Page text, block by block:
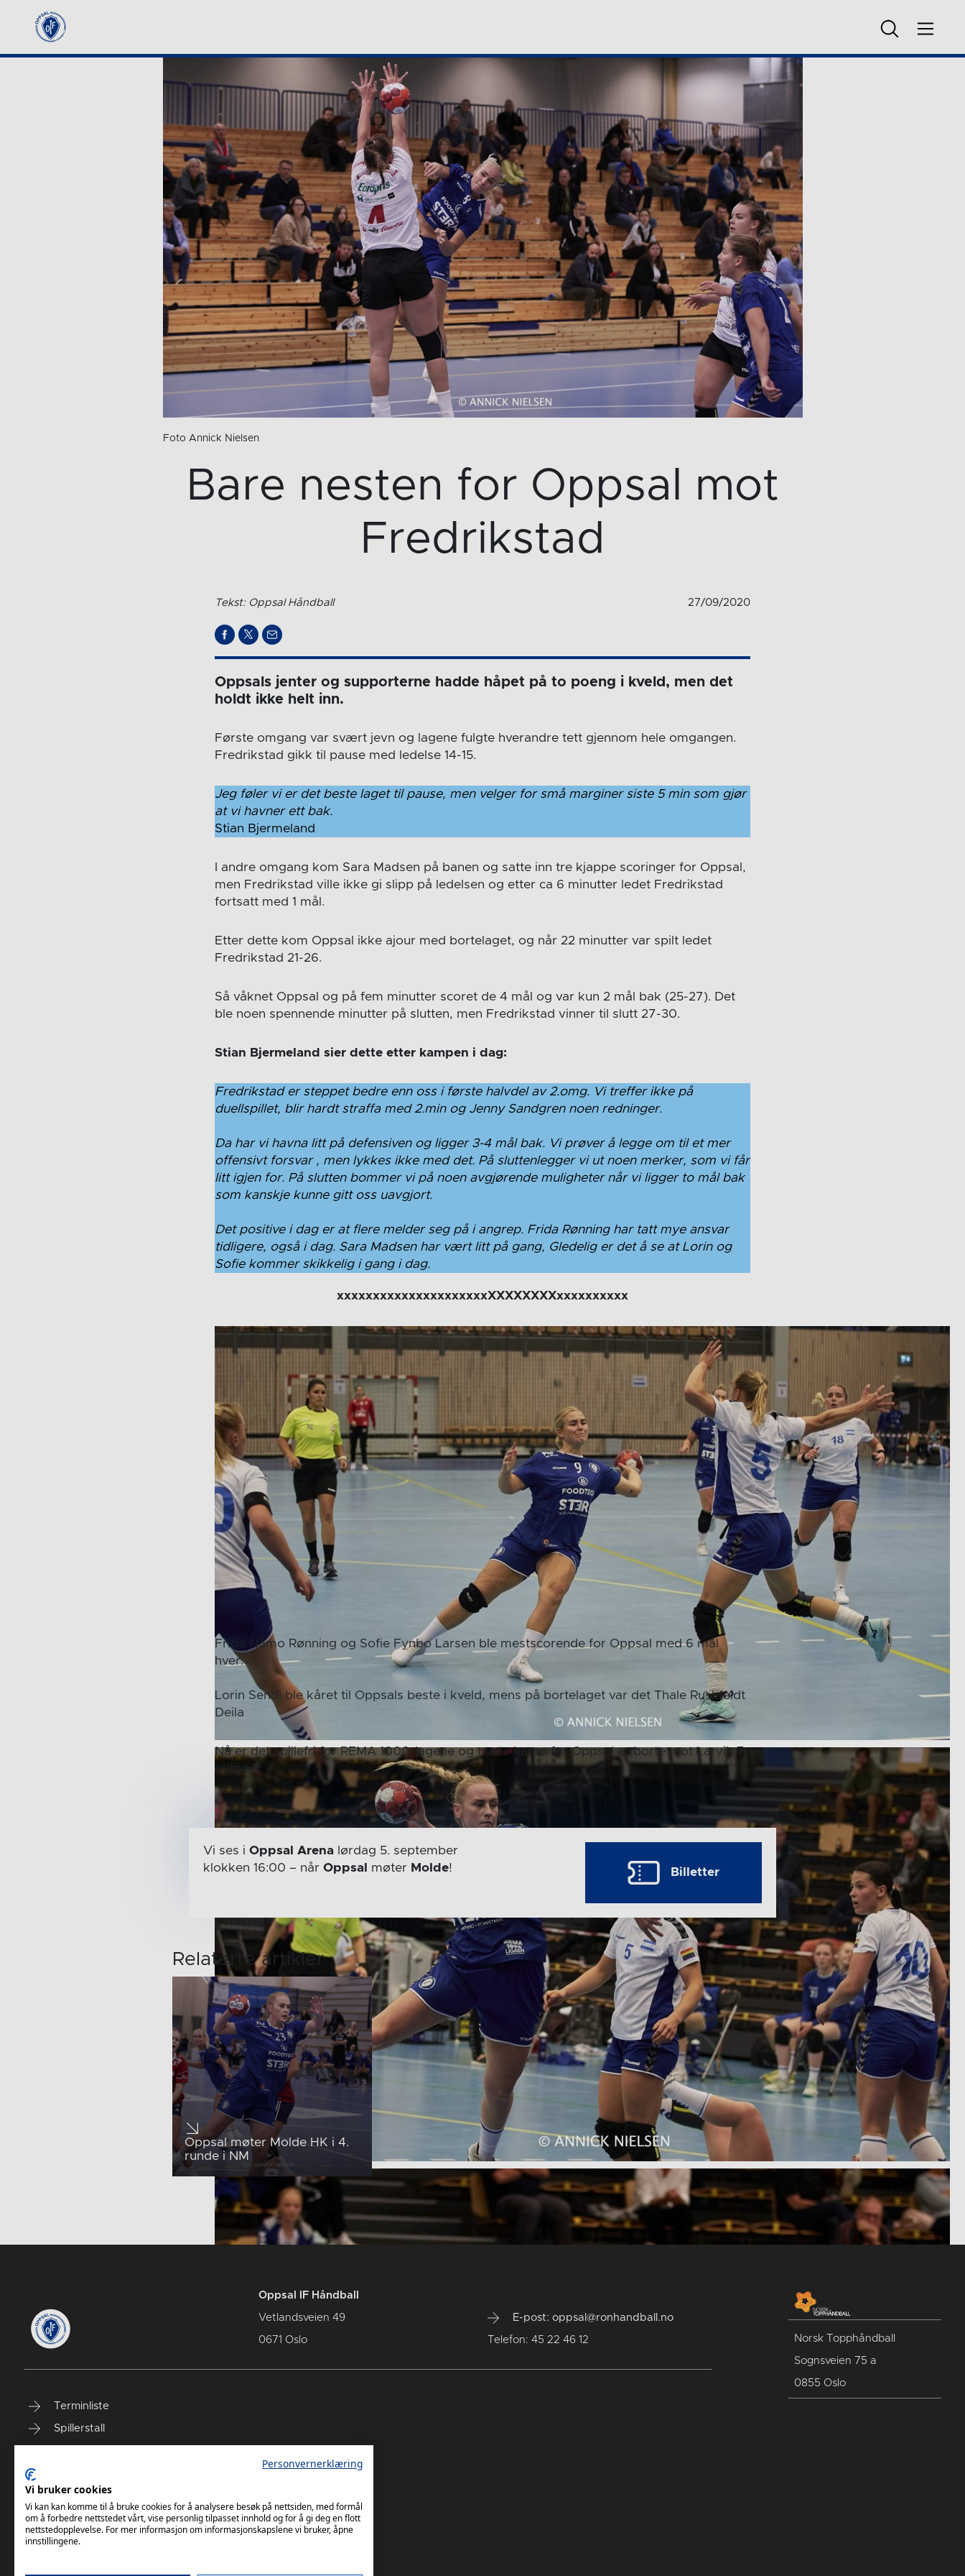
Foto Annick Nielsen
Bare nesten for Oppsal mot
Fredrikstad
Tekst: Oppsal Håndball 27/09/2020
Oppsals jenter og supporterne hadde håpet på to poeng i kveld, men det
holdt ikke helt inn.
Første omgang var svært jevn og lagene fulgte hverandre tett gjennom hele omgangen.
Fredrikstad gikk til pause med ledelse 14-15.
Jeg føler vi er det beste laget til pause, men velger for små marginer siste 5 min som gjør
at vi havner ett bak.
Stian Bjermeland
I andre omgang kom Sara Madsen på banen og satte inn tre kjappe scoringer for Oppsal,
men Fredrikstad ville ikke gi slipp på ledelsen og etter ca 6 minutter ledet Fredrikstad
fortsatt med 1 mål.
Etter dette kom Oppsal ikke ajour med bortelaget, og når 22 minutter var spilt ledet
Fredrikstad 21-26.
Så våknet Oppsal og på fem minutter scoret de 4 mål og var kun 2 mål bak (25-27). Det
ble noen spennende minutter på slutten, men Fredrikstad vinner til slutt 27-30.
Stian Bjermeland sier dette etter kampen i dag:
Fredrikstad er steppet bedre enn oss i første halvdel av 2.omg. Vi treffer ikke på
duellspillet, blir hardt straffa med 2.min og Jenny Sandgren noen redninger.
Da har vi havna litt på defensiven og ligger 3-4 mål bak. Vi prøver å legge om til et mer
offensivt forsvar , men lykkes ikke med det. På sluttenlegger vi ut noen merker, som vi får
litt igjen for. På slutten bommer vi på noen avgjørende muligheter når vi ligger to mål bak
som kanskje kunne gitt oss uavgjort.
Det positive i dag er at flere melder seg på i angrep. Frida Rønning har tatt mye ansvar
tidligere, også i dag. Sara Madsen har vært litt på gang, Gledelig er det å se at Lorin og
Sofie kommer skikkelig i gang i dag.
xxxxxxxxxxxxxxxxxxxxxXXXXXXXXxxxxxxxxxx
Frida Nåmo Rønning og Sofie Fynbo Larsen ble mestscorende for Oppsal med 6 mål
hver.
Lorin Sendi ble kåret til Oppsals beste i kveld, mens på bortelaget var det Thale Rushfeldt
Deila
Nå er det spillefri for REMA 1000-lagene og neste kamp for Oppsal er borte mot Larvik 7.
oktober
Vi ses i Oppsal Arenalørdag 5. september
klokken 16:00 – når Oppsal møter Molde! Billetter
Relaterte artikler
Oppsal møter Molde HK i 4.
runde i NM
Oppsal IF Håndball
Vetlandsveien 49
0671 Oslo
E-post: oppsal@ronhandball.no
Telefon: 45 22 46 12
Terminliste
Spillerstall
Målklubben
Norsk Topphåndball
Sognsveien 75 a
0855 Oslo
Personvernerklæring
Vi bruker cookies
Vi kan kan komme til å bruke cookies for å analysere besøk på nettsiden, med formål
om å forbedre nettstedet vårt, vise personlig tilpasset innhold og for å gi deg en flott
nettstedopplevelse. For mer informasjon om informasjonskapslene vi bruker, åpne
innstillingene.